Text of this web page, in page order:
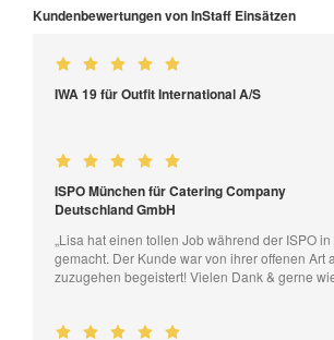
Kundenbewertungen von InStaff Einsätzen
IWA 19 für Outfit International A/S
ISPO München für Catering Company
Deutschland GmbH
„Lisa hat einen tollen Job während der ISPO
gemacht. Der Kunde war von ihrer offenen Art
zuzugehen begeistert! Vielen Dank & gerne